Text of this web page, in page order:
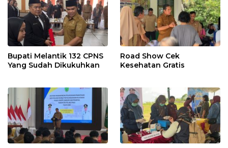
Bupati Melantik 132 CPNS
Yang Sudah Dikukuhkan
Road Show Cek
Kesehatan Gratis